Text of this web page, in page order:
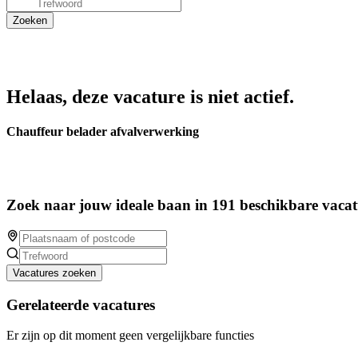
Helaas, deze vacature is niet actief.
Chauffeur belader afvalverwerking
Zoek naar jouw ideale baan in 191 beschikbare
Vacatures zoeken
Gerelateerde vacatures
Er zijn op dit moment geen vergelijkbare functies